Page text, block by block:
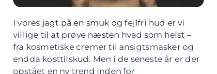
I vores jagt på en smuk og fejlfri hud er vi
villige til at prøve næsten hvad som helst –
fra kosmetiske cremer til ansigtsmasker og
endda kosttilskud. Men i de seneste år er der
opstået en ny trend inden for